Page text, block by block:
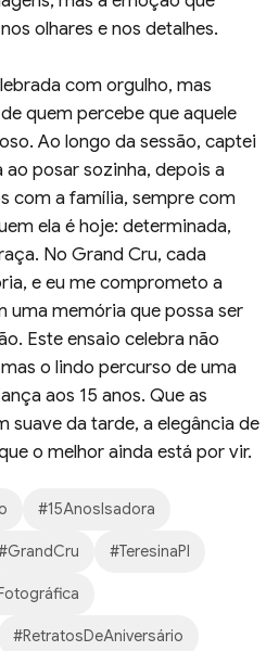
olhares e nos detalhes.
com orgulho, mas
quem percebe que aquele
Ao longo da sessão, captei
ao posar sozinha, depois a
com a família, sempre com
ela é hoje: determinada,
No Grand Cru, cada
e eu me comprometo a
uma memória que possa ser
Este ensaio celebra não
o lindo percurso de uma
aos 15 anos. Que as
suave da tarde, a elegância de
o melhor ainda está por vir.
#15AnosIsadora
#TeresinaPI
#RetratosDeAniversário